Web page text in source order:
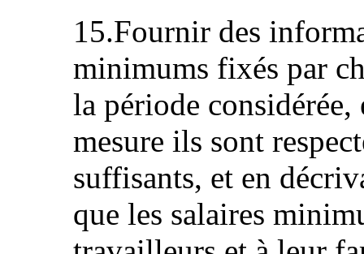
15.Fournir des
minimums fixés par
la période
mesure ils sont
suffisants, et en
que les salaires